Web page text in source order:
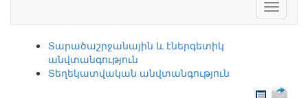
Տարածաշրջանային և էներգետիկ
անվտանգություն
Տեղեկատվական անվտանգություն